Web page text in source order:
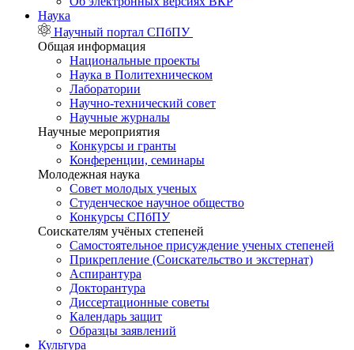
Наука
Научный портал СПбПУ
Общая информация
Национальные проекты
Наука в Политехническом
Лаборатории
Научно-технический совет
Научные журналы
Научные мероприятия
Конкурсы и гранты
Конференции, семинары
Молодежная наука
Совет молодых ученых
Студенческое научное общество
Конкурсы СПбПУ
Соискателям учёных степеней
Самостоятельное присуждение ученых степеней
Прикрепление (Соискательство и экстернат)
Аспирантура
Докторантура
Диссертационные советы
Календарь защит
Образцы заявлений
Культура